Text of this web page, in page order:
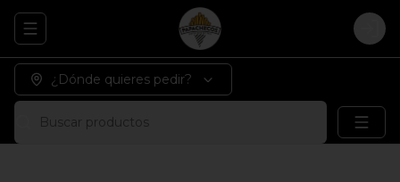
Abrir menu de navegación
¿Dónde quieres pedir?
Buscar productos